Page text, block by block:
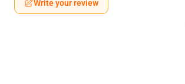
Write your review